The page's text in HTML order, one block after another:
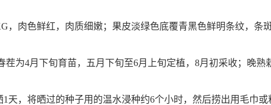
，肉色鲜红，肉质细嫩；果皮淡绿色底覆青黑色鲜明条纹，条
茬为4月下旬育苗，五月下旬至6月上旬定植， 8月初采收；晚熟
天，将晒过的种子用的温水浸种约6个小时，然后捞出用毛巾